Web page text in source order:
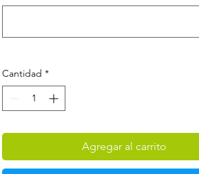
Cantidad *
Agregar al carrito